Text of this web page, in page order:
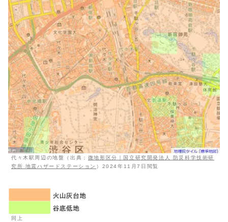
代々木駅周辺の地盤（出典： 微地形区分｜国立研究開発法人 防災科学技術研
究所 地震ハザードステーション ）2024年11月7日閲覧
同上